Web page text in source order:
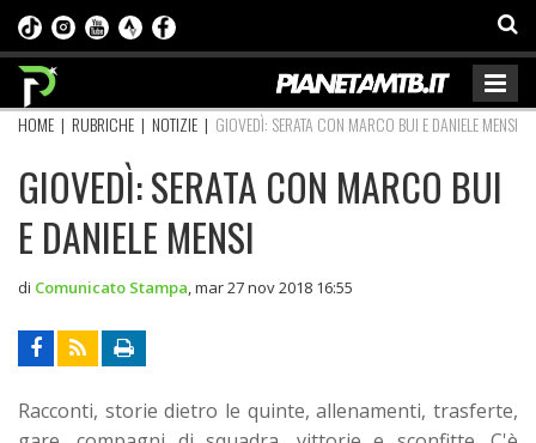
HOME | RUBRICHE | NOTIZIE | GIOVEDÌ: SERATA CON MARCO BUI E DANIELE MENSI
GIOVEDÌ: SERATA CON MARCO BUI
E DANIELE MENSI
di Comunicato Stampa mar 27 nov 2018 16:55
Racconti, storie dietro le quinte, allenamenti, trasferte,